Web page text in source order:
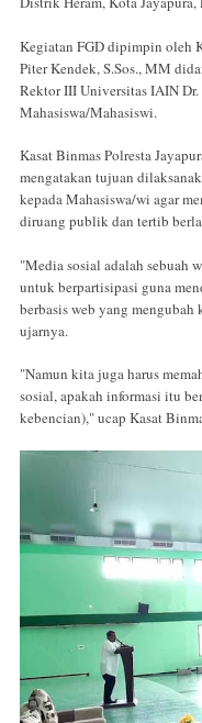
Kegiatan FGD dipimpin oleh
Piter Kendek, S.Sos., MM
Rektor III Universitas IAIN
Mahasiswa/Mahasiswi.
Kasat Binmas Polresta
mengatakan tujuan
kepada Mahasiswa/wi agar
diruang publik dan tertib
"Media sosial adalah sebuah
untuk berpartisipasi guna
berbasis web yang
ujarnya.
"Namun kita juga harus
sosial, apakah informasi itu
kebencian)," ucap Kasat